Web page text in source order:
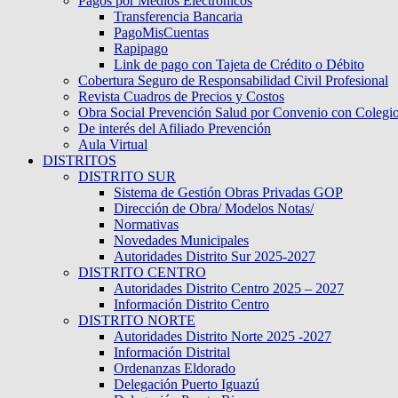
Transferencia Bancaria
PagoMisCuentas
Rapipago
Link de pago con Tajeta de Crédito o Débito
Cobertura Seguro de Responsabilidad Civil Profesional
Revista Cuadros de Precios y Costos
Obra Social Prevención Salud por Convenio con
De interés del Afiliado Prevención
Aula Virtual
DISTRITOS
DISTRITO SUR
Sistema de Gestión Obras Privadas GOP
Dirección de Obra/ Modelos Notas/
Normativas
Novedades Municipales
Autoridades Distrito Sur 2025-2027
DISTRITO CENTRO
Autoridades Distrito Centro 2025 – 2027
Información Distrito Centro
DISTRITO NORTE
Autoridades Distrito Norte 2025 -2027
Información Distrital
Ordenanzas Eldorado
Delegación Puerto Iguazú